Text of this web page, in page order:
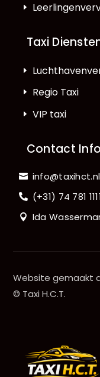
Taxi
Regio Taxi
VIP taxi
Contact
info@taxihct.nl
(+31) 74 781
Ida
Website gemaakt
© Taxi H.C.T.